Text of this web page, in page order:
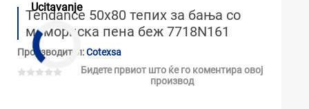
Ucitavanje
Tendance 50x80 тепих за бања со
мемориска пена беж 7718N161
Производител:Cotexsa
Бидете првиот што ќе го коментира овој
производ